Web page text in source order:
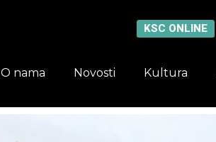
KSC ONLINE
O nama Novosti Kultura